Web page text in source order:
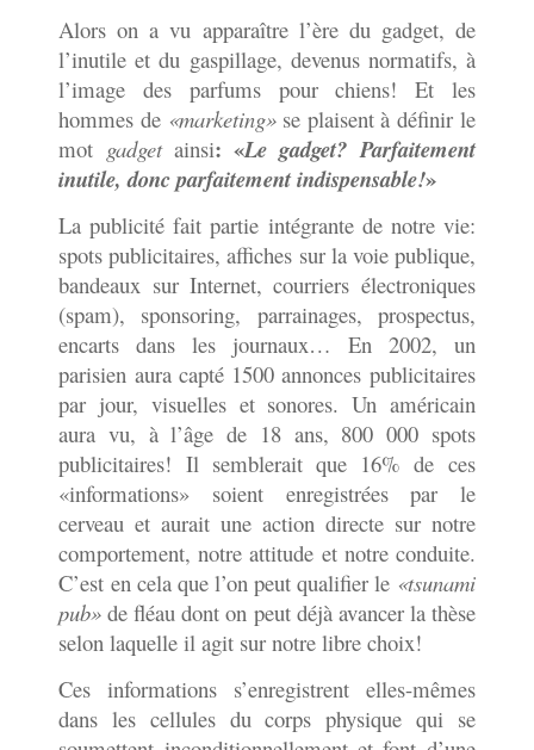
Alors on a vu apparaître l’ère du gadget, de
l’inutile et du gaspillage, devenus normatifs, à
l’image des parfums pour chiens! Et les
hommes de «marketing»se plaisent à définir le
mot gadgetainsi: «Le gadget? Parfaitement
inutile, donc parfaitement indispensable!»
La publicité fait partie intégrante de notre vie:
spots publicitaires, affiches sur la voie publique,
bandeaux sur Internet, courriers électroniques
(spam), sponsoring, parrainages, prospectus,
encarts dans les journaux… En 2002, un
parisien aura capté 1500 annonces publicitaires
par jour, visuelles et sonores. Un américain
aura vu, à l’âge de 18 ans, 800 000 spots
publicitaires! Il semblerait que 16% de ces
«informations» soient enregistrées par le
cerveau et aurait une action directe sur notre
comportement, notre attitude et notre conduite.
C’est en cela que l’on peut qualifier le «tsunami
pub» de fléau dont on peut déjà avancer la thèse
selon laquelle il agit sur notre libre choix!
Ces informations s’enregistrent elles-mêmes
dans les cellules du corps physique qui se